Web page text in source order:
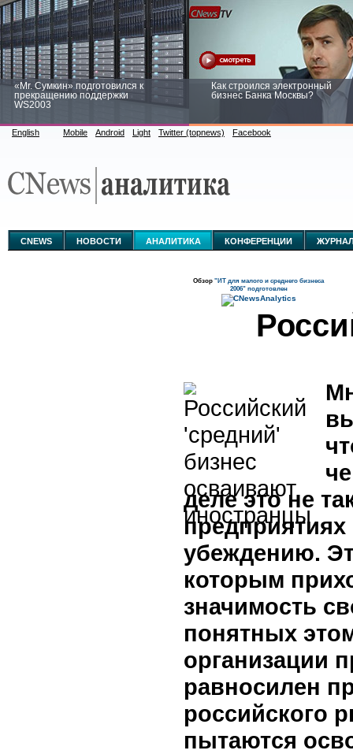
«Mr. Сумкин» подготовился к
прекращению поддержки
WS2003
Как строился электронный
бизнес Банка Москвы?
аналитике
English Mobile Android Light Twitter (topnews) Facebook
CNEWS НОВОСТИ АНАЛИТИКА КОНФЕРЕНЦИИ
Обзор"ИТ для малого и среднего бизнеса
2006" подготовлен
деле это не
убеждению.
которым
значимость
понятных
организации
равносилен
российского
пытаются